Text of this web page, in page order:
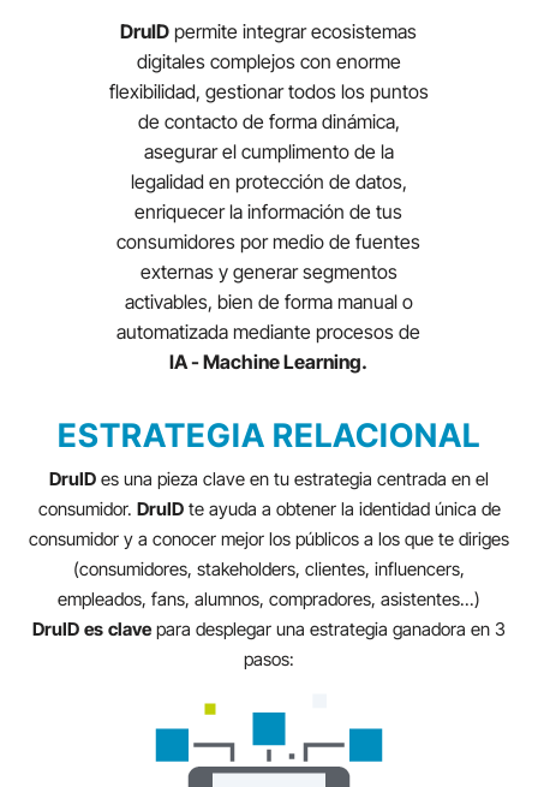
DruID permite integrar ecosistemas
digitales complejos con enorme
flexibilidad, gestionar todos los puntos
de contacto de forma dinámica,
asegurar el cumplimento de la
legalidad en protección de datos,
enriquecer la información de tus
consumidores por medio de fuentes
externas y generar segmentos
activables, bien de forma manual o
automatizada mediante procesos de
IA - Machine Learning.
ESTRATEGIA RELACIONAL
DruID es una pieza clave en tu estrategia centrada en el
consumidor. DruIDte ayuda a obtener la identidad única de
consumidor y a conocer mejor los públicos a los que te diriges
(consumidores, stakeholders, clientes, influencers,
empleados, fans, alumnos, compradores, asistentes...)
DruID es clavepara desplegar una estrategia ganadora en 3
pasos: